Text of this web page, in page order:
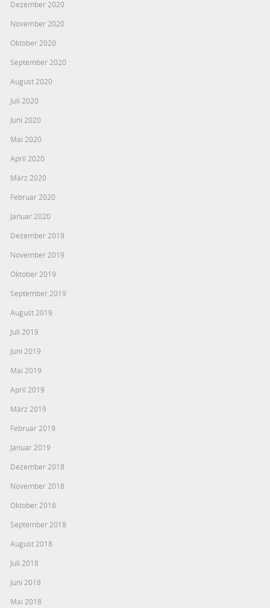
Dezember 2020
November 2020
Oktober 2020
September 2020
August 2020
Juli 2020
Juni 2020
Mai 2020
April 2020
März 2020
Februar 2020
Januar 2020
Dezember 2019
November 2019
Oktober 2019
September 2019
August 2019
Juli 2019
Juni 2019
Mai 2019
April 2019
März 2019
Februar 2019
Januar 2019
Dezember 2018
November 2018
Oktober 2018
September 2018
August 2018
Juli 2018
Juni 2018
Mai 2018